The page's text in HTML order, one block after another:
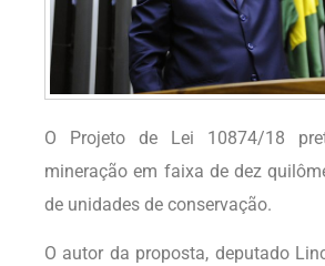
O Projeto de Lei 10874/18
mineração em faixa de dez
de unidades de conservação.
O autor da proposta, deputado